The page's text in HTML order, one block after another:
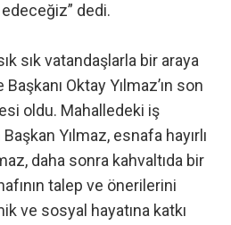
dedi.
sık vatandaşlarla bir araya
Oktay Yılmaz’ın son
oldu. Mahalledeki iş
Yılmaz, esnafa hayırlı
daha sonra kahvaltıda bir
talep ve önerilerini
ve sosyal hayatına katkı